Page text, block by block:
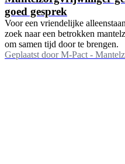
goed gesprek
Voor een vriendelijke
zoek naar een betrokken
om samen tijd door te brengen.
Geplaatst door M-Pact -